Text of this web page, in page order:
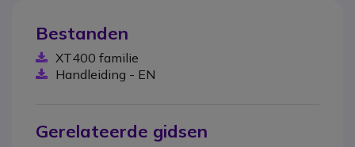
Bestanden
XT400 familie
Handleiding - EN
Gerelateerde gidsen